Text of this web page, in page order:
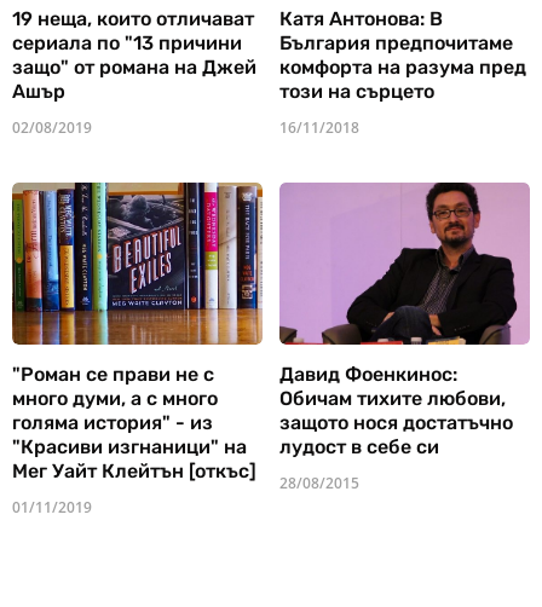
19 неща, които отличават
сериала по "13 причини
защо" от романа на Джей
Ашър
02/08/2019
Катя Антонова: В
България предпочитаме
комфорта на разума пред
този на сърцето
16/11/2018
"Роман се прави не с
много думи, а с много
голяма история" - из
"Красиви изгнаници" на
Мег Уайт Клейтън [откъс]
01/11/2019
Давид Фоенкинос:
Обичам тихите любови,
защото нося достатъчно
лудост в себе си
28/08/2015